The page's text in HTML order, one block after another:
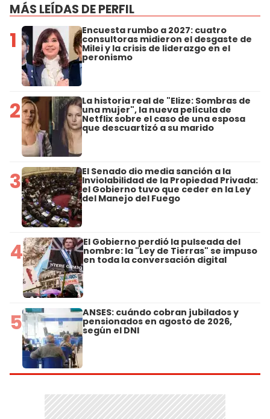
MÁS LEÍDAS DE PERFIL
1 Encuesta rumbo a 2027: cuatro
consultoras midieron el desgaste de
Milei y la crisis de liderazgo en el
peronismo
2 La historia real de "Elize: Sombras de
una mujer", la nueva película de
Netflix sobre el caso de una esposa
que descuartizó a su marido
3 El Senado dio media sanción a la
Inviolabilidad de la Propiedad Privada:
el Gobierno tuvo que ceder en la Ley
del Manejo del Fuego
4 El Gobierno perdió la pulseada del
nombre: la "Ley de Tierras" se impuso
en toda la conversación digital
5 ANSES: cuándo cobran jubilados y
pensionados en agosto de 2026,
según el DNI